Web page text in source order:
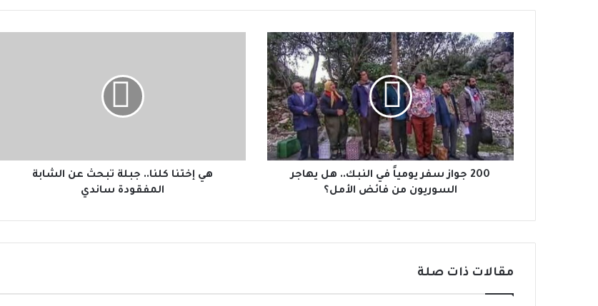
2
0
0
ج
و
ا
ز
س
ف
م
ي
ا
200 جواز سفر يومياً في النبك.. هل يهاجر
السوريون من فائض الأمل؟
ل
.
ت
هي إختنا كلنا.. جبلة تبحث عن الشابة
المفقودة ساندي
مقالات ذات صلة